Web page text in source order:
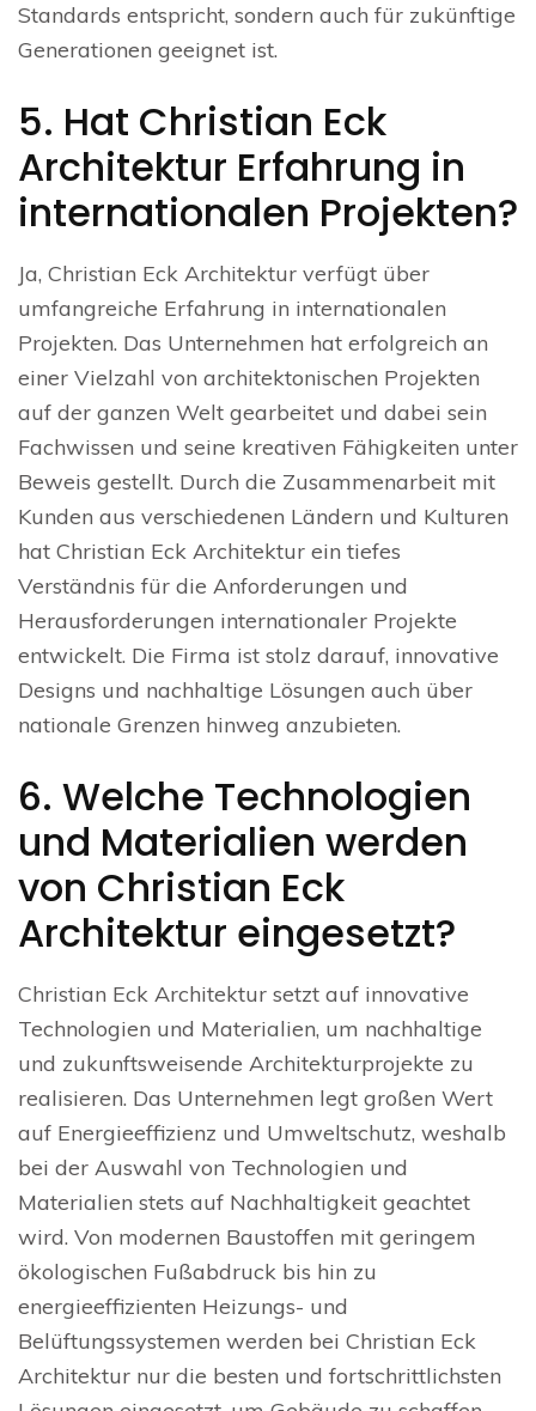
Standards entspricht, sondern auch für zukünftige
Generationen geeignet ist.
5. Hat Christian Eck
Architektur Erfahrung in
internationalen Projekten?
Ja, Christian Eck Architektur verfügt über
umfangreiche Erfahrung in internationalen
Projekten. Das Unternehmen hat erfolgreich an
einer Vielzahl von architektonischen Projekten
auf der ganzen Welt gearbeitet und dabei sein
Fachwissen und seine kreativen Fähigkeiten unter
Beweis gestellt. Durch die Zusammenarbeit mit
Kunden aus verschiedenen Ländern und Kulturen
hat Christian Eck Architektur ein tiefes
Verständnis für die Anforderungen und
Herausforderungen internationaler Projekte
entwickelt. Die Firma ist stolz darauf, innovative
Designs und nachhaltige Lösungen auch über
nationale Grenzen hinweg anzubieten.
6. Welche Technologien
und Materialien werden
von Christian Eck
Architektur eingesetzt?
Christian Eck Architektur setzt auf innovative
Technologien und Materialien, um nachhaltige
und zukunftsweisende Architekturprojekte zu
realisieren. Das Unternehmen legt großen Wert
auf Energieeffizienz und Umweltschutz, weshalb
bei der Auswahl von Technologien und
Materialien stets auf Nachhaltigkeit geachtet
wird. Von modernen Baustoffen mit geringem
ökologischen Fußabdruck bis hin zu
energieeffizienten Heizungs- und
Belüftungssystemen werden bei Christian Eck
Architektur nur die besten und fortschrittlichsten